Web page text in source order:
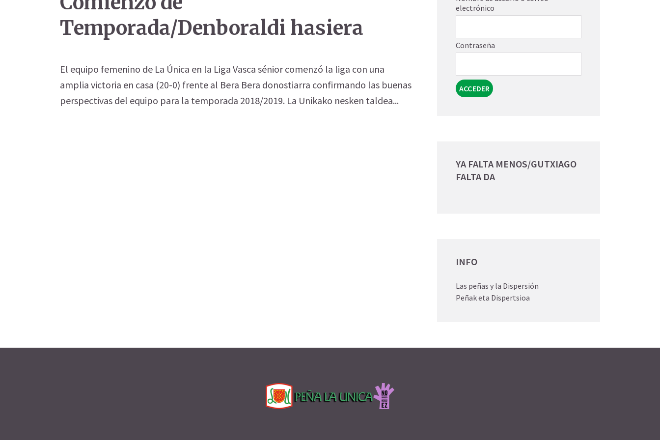
Temporada/Denboraldi hasiera
El equipo femenino de La Única en la Liga Vasca sénior comenzó la liga con una
amplia victoria en casa (20-0) frente al Bera Bera donostiarra confirmando las buenas
perspectivas del equipo para la temporada 2018/2019. La Unikako nesken taldea...
electrónico
Contraseña
YA FALTA MENOS/GUTXIAGO
FALTA DA
INFO
Las peñas y la Dispersión
Peñak eta Dispertsioa